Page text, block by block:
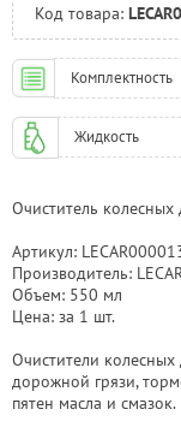
Код товара:
Комплектность
Жидкость
Очиститель колесных
Артикул:
Производитель:
Объем: 550 мл
Цена: за 1 шт.
Очистители
дорожной грязи,
пятен масла и смазок.